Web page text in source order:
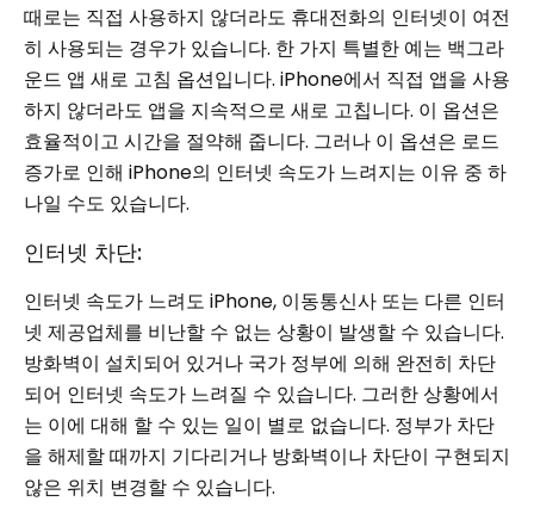
때로는 직접 사용하지 않더라도 휴대전화의 인터넷이 여전
히 사용되는 경우가 있습니다. 한 가지 특별한 예는 백그라
운드 앱 새로 고침 옵션입니다. iPhone에서 직접 앱을 사용
하지 않더라도 앱을 지속적으로 새로 고칩니다. 이 옵션은
효율적이고 시간을 절약해 줍니다. 그러나 이 옵션은 로드
증가로 인해 iPhone의 인터넷 속도가 느려지는 이유 중 하
나일 수도 있습니다.
인터넷 차단:
인터넷 속도가 느려도 iPhone, 이동통신사 또는 다른 인터
넷 제공업체를 비난할 수 없는 상황이 발생할 수 있습니다.
방화벽이 설치되어 있거나 국가 정부에 의해 완전히 차단
되어 인터넷 속도가 느려질 수 있습니다. 그러한 상황에서
는 이에 대해 할 수 있는 일이 별로 없습니다. 정부가 차단
을 해제할 때까지 기다리거나 방화벽이나 차단이 구현되지
않은 위치 변경할 수 있습니다.